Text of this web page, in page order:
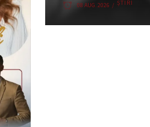
08 AUG. 2026 ȘTIRI